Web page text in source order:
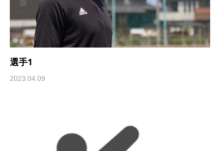
選手1
2023.04.09